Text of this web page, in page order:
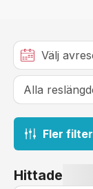
Fler filter
Hittade